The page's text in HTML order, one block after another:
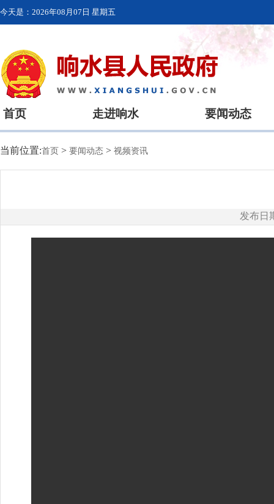
今天是： 2026年08月07日 星期五
首页 走进响水 要闻动态
当前位置:首页 > 要闻动态 > 视频资讯
发布日